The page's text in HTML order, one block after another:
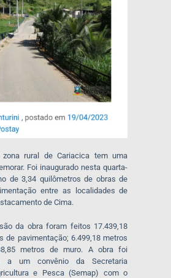
rural de Cariacica tem uma
Foi inaugurado nesta quarta-
de 3,34 quilômetros de obras de
entre as localidades de
de Cima.
da obra foram feitos 17.439,18
de pavimentação; 6.499,18 metros
metros de muro. A obra foi
a um convênio da Secretaria
e Pesca (Semap) com o